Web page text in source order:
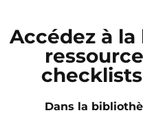
Accédez à
Dans la